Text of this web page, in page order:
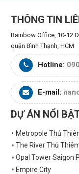
THÔNG TIN
Rainbow Office, 10-12
quận Bình Thạnh, HCM
Hotline:
E-mail:
DỰ ÁN NỔI
Metropole Thủ
The River Thủ
Opal Tower Saigon
Empire City